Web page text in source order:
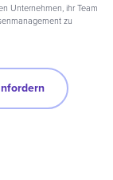
Unternehmen, ihr Team
zu